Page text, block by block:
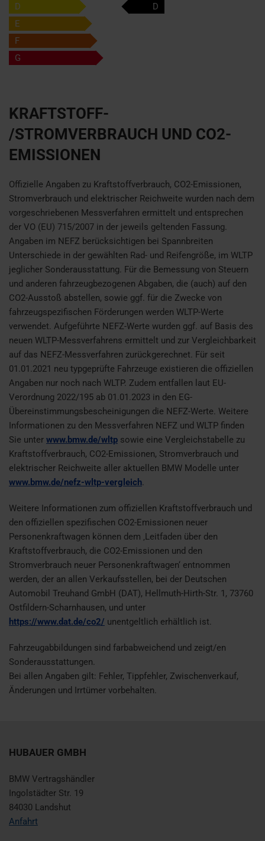
D
D
E
F
G
KRAFTSTOFF-
/STROMVERBRAUCH UND CO2-
EMISSIONEN
Offizielle Angaben zu Kraftstoffverbrauch, CO2-Emissionen,
Stromverbrauch und elektrischer Reichweite wurden nach dem
vorgeschriebenen Messverfahren ermittelt und entsprechen
der VO (EU) 715/2007 in der jeweils geltenden Fassung.
Angaben im NEFZ berücksichtigen bei Spannbreiten
Unterschiede in der gewählten Rad- und Reifengröße, im WLTP
jeglicher Sonderausstattung. Für die Bemessung von Steuern
und anderen fahrzeugbezogenen Abgaben, die (auch) auf den
CO2-Ausstoß abstellen, sowie ggf. für die Zwecke von
fahrzeugspezifischen Förderungen werden WLTP-Werte
verwendet. Aufgeführte NEFZ-Werte wurden ggf. auf Basis des
neuen WLTP-Messverfahrens ermittelt und zur Vergleichbarkeit
auf das NEFZ-Messverfahren zurückgerechnet. Für seit
01.01.2021 neu typgeprüfte Fahrzeuge existieren die offiziellen
Angaben nur noch nach WLTP. Zudem entfallen laut EU-
Verordnung 2022/195 ab 01.01.2023 in den EG-
Übereinstimmungsbescheinigungen die NEFZ-Werte. Weitere
Informationen zu den Messverfahren NEFZ und WLTP finden
Sie unter www.bmw.de/wltp sowie eine Vergleichstabelle zu
Kraftstoffverbrauch, CO2-Emissionen, Stromverbrauch und
elektrischer Reichweite aller aktuellen BMW Modelle unter
www.bmw.de/nefz-wltp-vergleich.
Weitere Informationen zum offiziellen Kraftstoffverbrauch und
den offiziellen spezifischen CO2-Emissionen neuer
Personenkraftwagen können dem ‚Leitfaden über den
Kraftstoffverbrauch, die CO2-Emissionen und den
Stromverbrauch neuer Personenkraftwagen‘ entnommen
werden, der an allen Verkaufsstellen, bei der Deutschen
Automobil Treuhand GmbH (DAT), Hellmuth-Hirth-Str. 1, 73760
Ostfildern-Scharnhausen, und unter
https://www.dat.de/co2/ unentgeltlich erhältlich ist.
Fahrzeugabbildungen sind farbabweichend und zeigt/en
Sonderausstattungen.
Bei allen Angaben gilt: Fehler, Tippfehler, Zwischenverkauf,
Änderungen und Irrtümer vorbehalten.
HUBAUER GMBH
BMW Vertragshändler
Ingolstädter Str. 19
84030 Landshut
Anfahrt